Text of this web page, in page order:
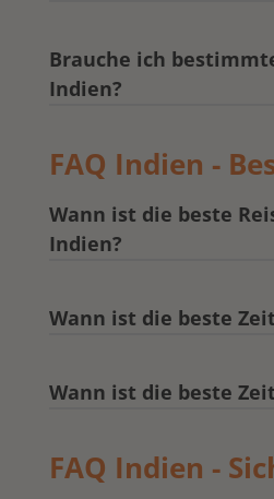
Brauche ich
Indien?
FAQ Indien -
Wann ist die beste
Indien?
Wann ist die beste
Wann ist die beste
FAQ Indien -